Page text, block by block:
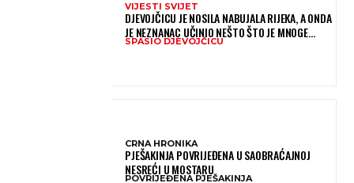
VIJESTI SVIJET
DJEVOJČICU JE NOSILA NABUJALA RIJEKA, A ONDA
JE NEZNANAC UČINIO NEŠTO ŠTO JE MNOGE
OSTAVILO BEZ RIJEČI
SPASIO DJEVOJČICU
CRNA HRONIKA
PJEŠAKINJA POVRIJEĐENA U SAOBRAĆAJNOJ
NESREĆI U MOSTARU
POVRIJEĐENA PJEŠAKINJA